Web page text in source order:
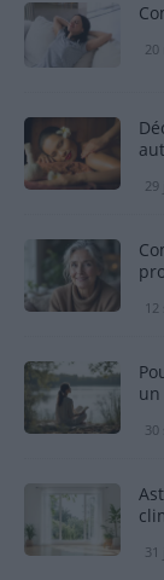
20
29
un
30
31